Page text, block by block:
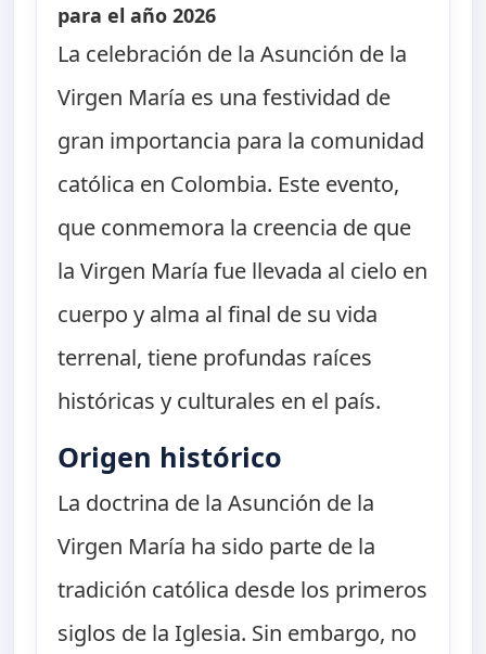
para el año 2026
La celebración de la Asunción de la
Virgen María es una festividad de
gran importancia para la comunidad
católica en Colombia. Este evento,
que conmemora la creencia de que
la Virgen María fue llevada al cielo en
cuerpo y alma al final de su vida
terrenal, tiene profundas raíces
históricas y culturales en el país.
Origen histórico
La doctrina de la Asunción de la
Virgen María ha sido parte de la
tradición católica desde los primeros
siglos de la Iglesia. Sin embargo, no